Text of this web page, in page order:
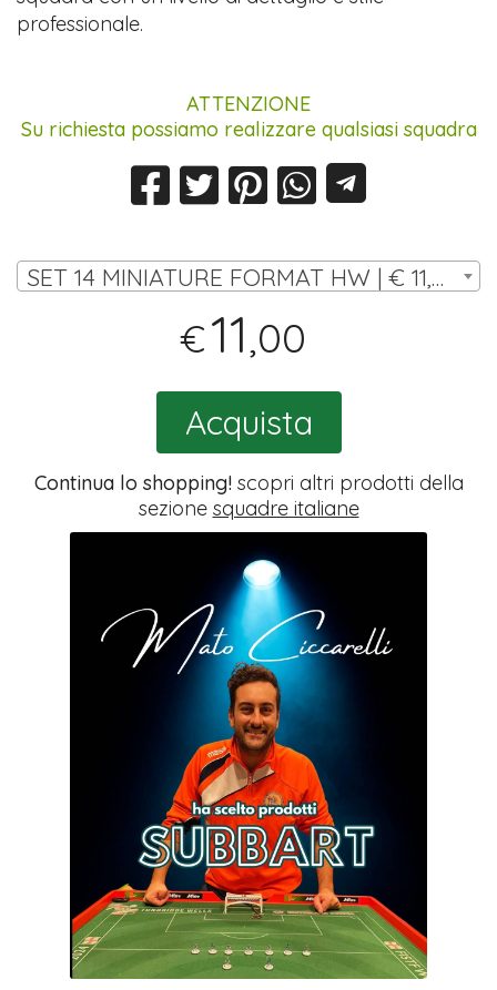
professionale.
ATTENZIONE
Su richiesta possiamo realizzare qualsiasi squadra
SET 14 MINIATURE FORMAT HW | € 11,00
€11,00
Acquista
Continua lo shopping!scopri altri prodotti della
sezione squadre italiane